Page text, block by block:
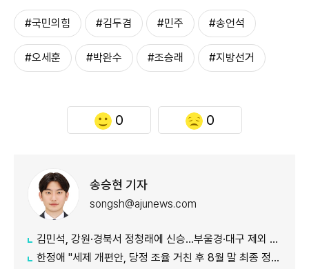
#국민의힘 #김두겸 #민주 #송언석
#오세훈 #박완수 #조승래 #지방선거
0 0
송승현 기자
songsh@ajunews.com
김민석, 강원·경북서 정청래에 신승…부울경·대구 제외 모두 웃었다
한정애 "세제 개편안, 당정 조율 거친 후 8월 말 최종 정리 가능"